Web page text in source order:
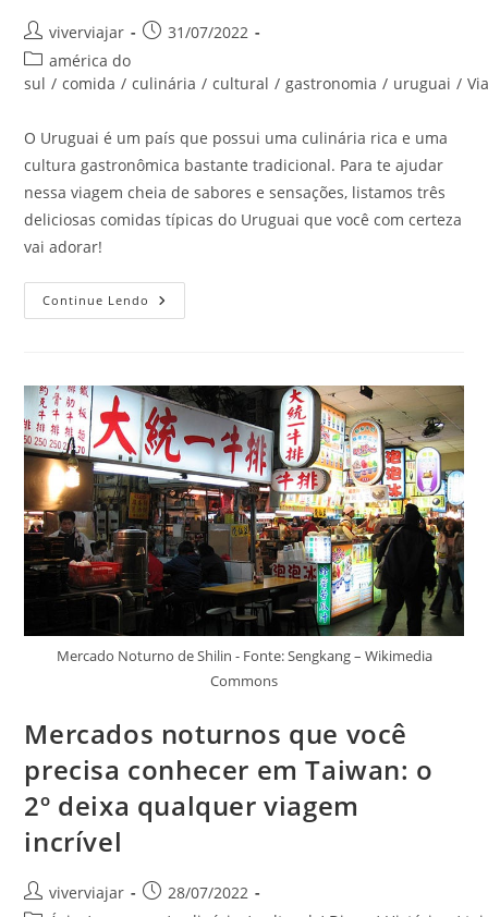
Autor
do
post:
viverviajar
Post31/07/2022
Categoria
do
américa do
sul / comida / culinária / cultural / gastronomia / uruguai /
O Uruguai é um país que possui uma culinária rica e uma
cultura gastronômica bastante tradicional. Para te ajudar
nessa viagem cheia de sabores e sensações, listamos três
deliciosas comidas típicas do Uruguai que você com certeza
vai adorar!
Continue Lendo Deliciosas
Comidas
As
3
Mais
Amadas
Mercado Noturno de Shilin - Fonte: Sengkang – Wikimedia
Commons
Mercados noturnos que você
precisa conhecer em Taiwan: o
2º deixa qualquer viagem
incrível
Autorviverviajar
Post28/07/2022